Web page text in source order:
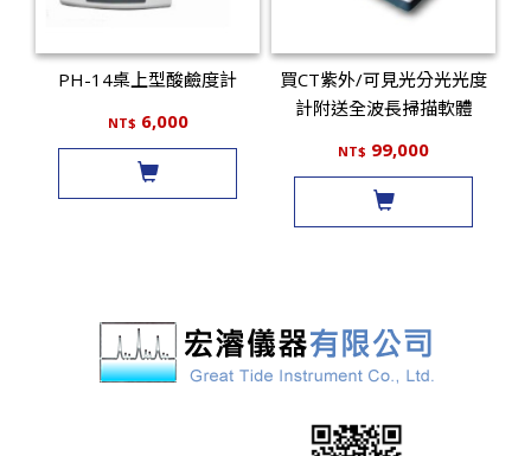
PH-14桌上型酸鹼度計
NT$ 6,000
買CT紫外/可見光分光光度
計附送全波長掃描軟體
NT$ 99,000